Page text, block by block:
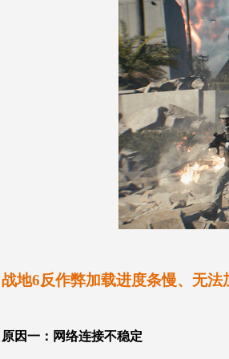
战地6反作弊加载进度条慢、无法
原因一： 网络连接不稳定